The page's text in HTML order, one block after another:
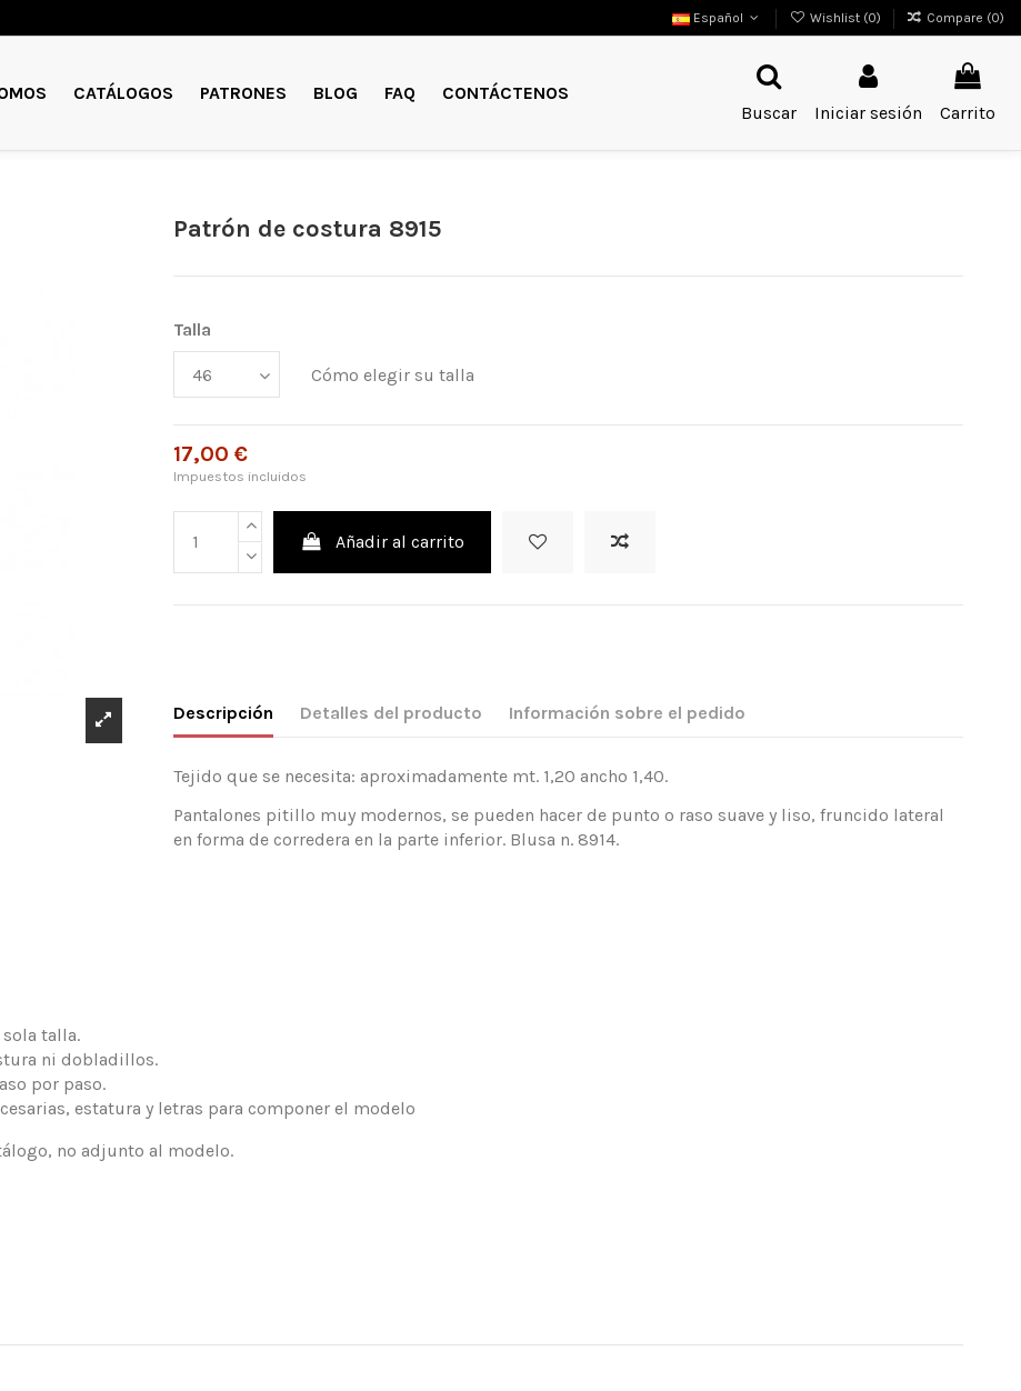
Español Wishlist (0) Compare (0)
CATÁLOGOS PATRONES BLOG FAQ
CONTÁCTENOS
Buscar
Iniciar sesión Carrito
Patrón de costura 8915
Talla
Cómo elegir su talla
17,00 €
Impuestos incluidos
Añadir al carrito
Descripción Detalles del producto Información sobre el pedido
Tejido que se necesita: aproximadamente mt. 1,20 ancho 1,40.
Pantalones pitillo muy modernos, se pueden hacer de punto o raso suave y liso, fruncido lateral
en forma de corredera en la parte inferior. Blusa n. 8914.
talla.
ni dobladillos.
por paso.
estatura y letras para componer el modelo
no adjunto al modelo.